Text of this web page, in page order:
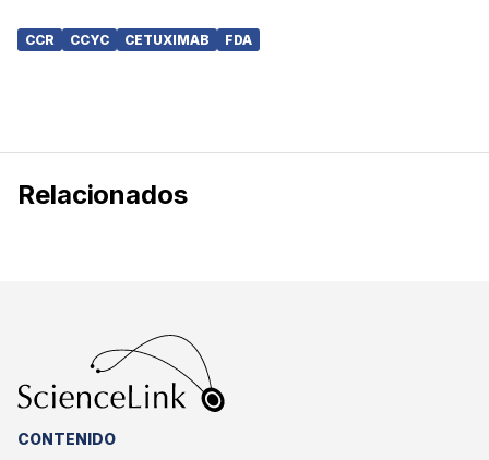
CCR CCYC CETUXIMAB FDA
Relacionados
CONTENIDO